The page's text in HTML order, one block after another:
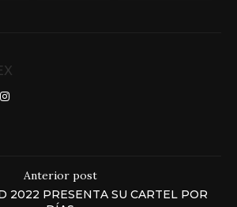
Anterior post
2022 PRESENTA SU CARTEL POR